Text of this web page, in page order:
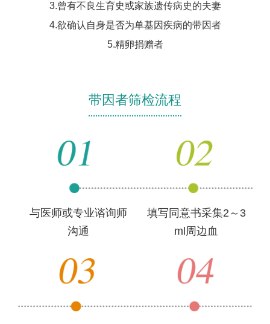
3.曾有不良生育史或家族遗传病史的夫妻
4.欲确认自身是否为单基因疾病的带因者
5.精卵捐赠者
带因者筛检流程
与医师或专业谘询师
沟通
填写同意书采集2～3
ml周边血